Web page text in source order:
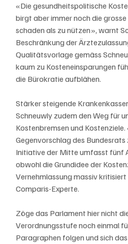
«Die gesundheitspolitische
birgt aber immer noch die grosse
schaden als zu nützen», warnt
Beschränkung der
Qualitätsvorlage gemäss
kaum zu Kosteneinsparungen
die Bürokratie aufblähen.
Stärker steigende
Schneuwly zudem den Weg für
Kostenbremsen und
Gegenvorschlag des
Initiative der Mitte umfasst fünf
obwohl die Grundidee der
Vernehmlassung massiv
Comparis-Experte.
Zöge das Parlament hier nicht
Verordnungsstufe noch einmal
Paragraphen folgen und sich